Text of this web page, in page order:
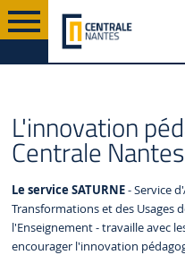
L'innovation
Centrale Nantes
Le service SATURNE- Service
Transformations et des Usages
l'Enseignement - travaille avec
encourager l'innovation